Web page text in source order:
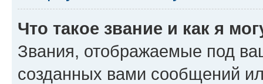
Что такое звание и как я
Звания, отображаемые под
созданных вами сообщений